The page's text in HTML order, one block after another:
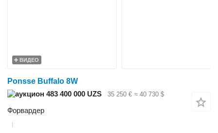
ВИДЕО
Ponsse Buffalo 8W
483 400 000 UZS
35 250 € ≈ 40 730 $
Форвардер